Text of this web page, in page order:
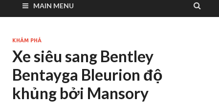
MAIN MENU
KHÁM PHÁ
Xe siêu sang Bentley
Bentayga Bleurion độ
khủng bởi Mansory